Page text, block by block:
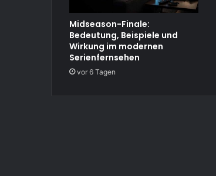
Midseason-Finale:
Bedeutung, Beispiele und
Wirkung im modernen
Serienfernsehen
vor 6 Tagen